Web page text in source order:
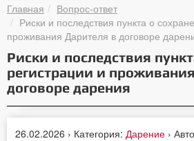
Главная
Вопрос-ответ
Риски и последствия пункта о
проживания Дарителя в договоре
Риски и последствия
регистрации и
договоре дарения
26.02.2026 › Категория: Дарение ›